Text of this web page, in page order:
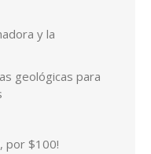
y la
geológicas para
por $100!